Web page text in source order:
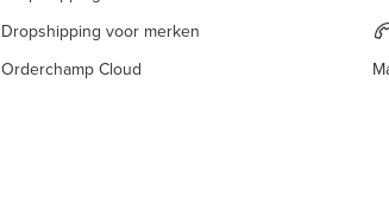
Dropshipping voor merken
Orderchamp Cloud